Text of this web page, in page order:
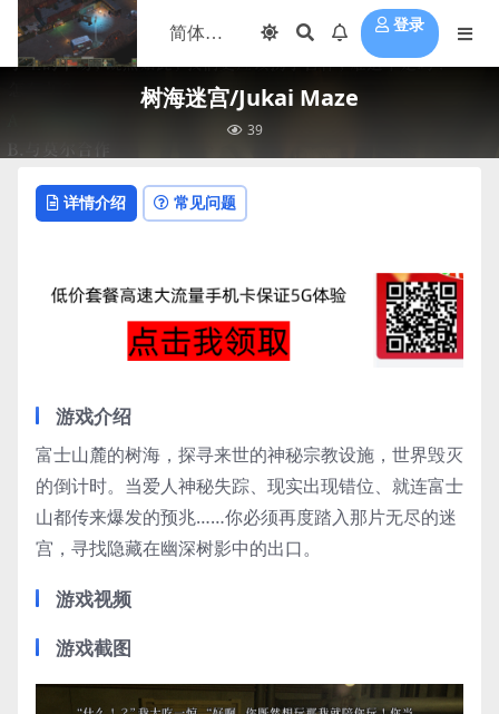
登录
树海迷宫/Jukai Maze
39
详情介绍 常见问题
游戏介绍
富士山麓的树海，探寻来世的神秘宗教设施，世界毁灭
的倒计时。当爱人神秘失踪、现实出现错位、就连富士
山都传来爆发的预兆……你必须再度踏入那片无尽的迷
宫，寻找隐藏在幽深树影中的出口。
游戏视频
游戏截图